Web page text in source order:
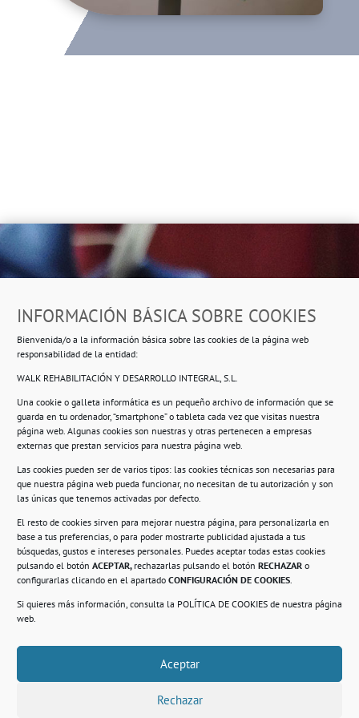
INFORMACIÓN BÁSICA SOBRE COOKIES
Bienvenida/o a la información básica sobre las cookies de la página web
responsabilidad de la entidad:
WALK REHABILITACIÓN Y DESARROLLO INTEGRAL, S.L.
Una cookie o galleta informática es un pequeño archivo de información que se
guarda en tu ordenador, “smartphone” o tableta cada vez que visitas nuestra
página web. Algunas cookies son nuestras y otras pertenecen a empresas
externas que prestan servicios para nuestra página web.
Las cookies pueden ser de varios tipos: las cookies técnicas son necesarias para
que nuestra página web pueda funcionar, no necesitan de tu autorización y son
las únicas que tenemos activadas por defecto.
El resto de cookies sirven para mejorar nuestra página, para personalizarla en
base a tus preferencias, o para poder mostrarte publicidad ajustada a tus
búsquedas, gustos e intereses personales. Puedes aceptar todas estas cookies
pulsando el botón ACEPTAR, rechazarlas pulsando el botón RECHAZAR o
configurarlas clicando en el apartado CONFIGURACIÓN DE COOKIES.
Si quieres más información, consulta la POLÍTICA DE COOKIES de nuestra página
web.
Aceptar
Rechazar
Ropero Solidario de Usera
Beasáin 25-33posterior, local 3 – 28041 Madrid
Información
Compromiso con la protección de datos
Política de Cookies.
© 2021. Realizado en el Centro de Rehabilitación